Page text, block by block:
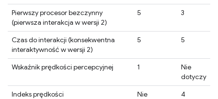
Pierwszy procesor bezczynny
(pierwsza interakcja w wersji 2)
5 3
Czas do interakcji (konsekwentna
interaktywność w wersji 2)
5 5
Wskaźnik prędkości percepcyjnej 1
Nie
dotyczy
Indeks prędkości
Nie
4